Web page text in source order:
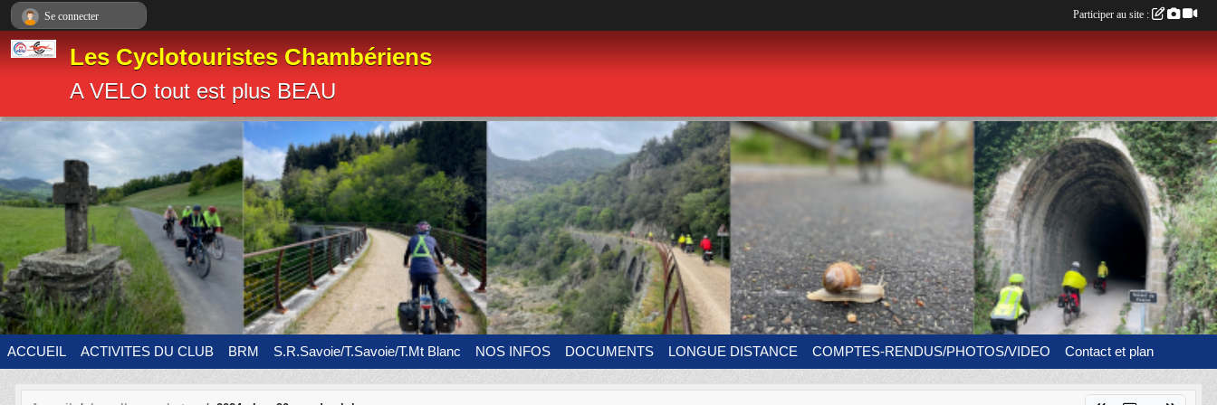
Les Cyclotouristes Chambériens
A VELO tout est plus BEAU
ACCUEIL ACTIVITES DU CLUB BRM S.R.Savoie/T.Savoie/T.Mt Blanc NOS INFOS DOCUMENTS LONGUE DISTANCE COMPTES-RENDUS/PHOTOS/VIDEO Contact et plan
Se connecter Participer au site :
Panneau de gestion des cookies